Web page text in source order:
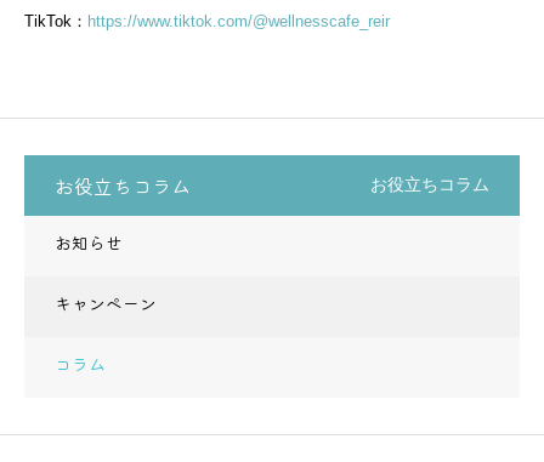
TikTok： https://www.tiktok.com/@wellnesscafe_reir
お役立ちコラム お役立ちコラム
お知らせ
キャンペーン
コラム